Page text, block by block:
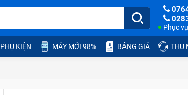
Phục
PHỤ KIỆN MÁY MỚI 98% BẢNG GIÁ THU